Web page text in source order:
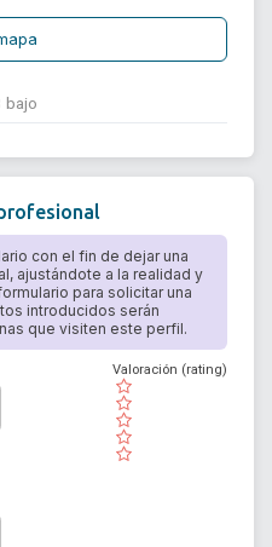
bajo
con el fin de dejar una
ajustándote a la realidad y
para solicitar una
introducidos serán
que visiten este perfil.
( )
( )
( )
( )
( )
Valoración (rating)